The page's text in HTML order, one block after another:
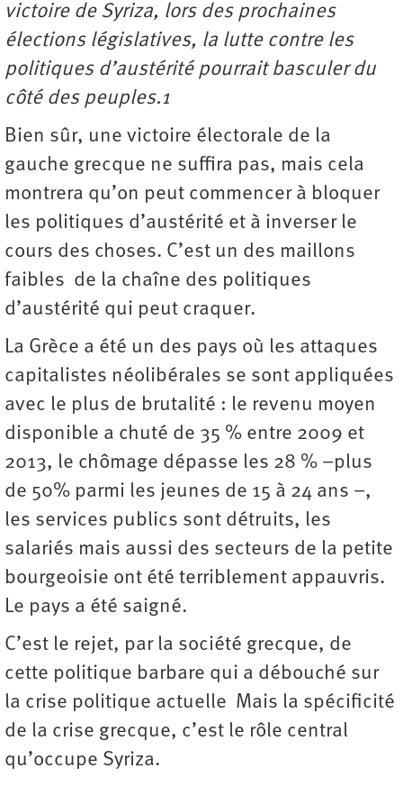
victoire de Syriza, lors des prochaines
élections législatives, la lutte contre les
politiques d’austérité pourrait basculer du
côté des peuples.1
Bien sûr, une victoire électorale de la
gauche grecque ne suffira pas, mais cela
montrera qu’on peut commencer à bloquer
les politiques d’austérité et à inverser le
cours des choses. C’est un des maillons
faibles de la chaîne des politiques
d’austérité qui peut craquer.
La Grèce a été un des pays où les attaques
capitalistes néolibérales se sont appliquées
avec le plus de brutalité : le revenu moyen
disponible a chuté de 35 % entre 2009 et
2013, le chômage dépasse les 28 % –plus
de 50% parmi les jeunes de 15 à 24 ans –,
les services publics sont détruits, les
salariés mais aussi des secteurs de la petite
bourgeoisie ont été terriblement appauvris.
Le pays a été saigné.
C’est le rejet, par la société grecque, de
cette politique barbare qui a débouché sur
la crise politique actuelle Mais la spécificité
de la crise grecque, c’est le rôle central
qu’occupe Syriza.